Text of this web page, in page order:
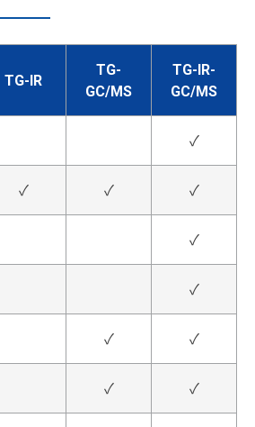
TG-IR
TG-
GC/MS
TG-IR-
GC/MS
✓
✓ ✓ ✓
✓
✓
✓ ✓
✓ ✓